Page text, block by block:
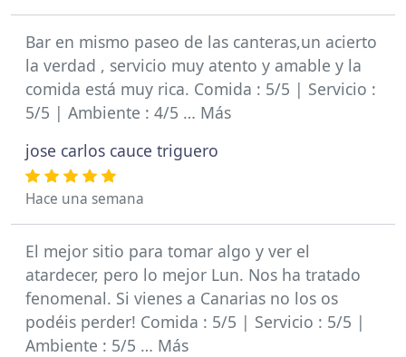
Bar en mismo paseo de las canteras,un acierto
la verdad , servicio muy atento y amable y la
comida está muy rica. Comida : 5/5 | Servicio :
5/5 | Ambiente : 4/5 … Más
jose carlos cauce triguero
Hace una semana
El mejor sitio para tomar algo y ver el
atardecer, pero lo mejor Lun. Nos ha tratado
fenomenal. Si vienes a Canarias no los os
podéis perder! Comida : 5/5 | Servicio : 5/5 |
Ambiente : 5/5 … Más